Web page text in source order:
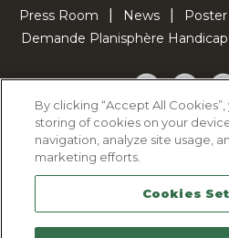
Press Room News
Demande Planisphère
Facebook
Cookie
Legal
Contactez-
By clicking “Accept All
storing of cookies on your
navigation, analyze site usage,
marketing efforts.
Cookies